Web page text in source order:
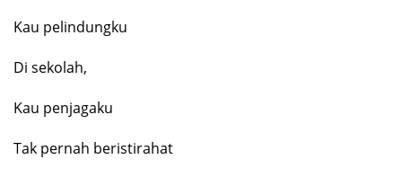
Kau pelindungku
Di sekolah,
Kau penjagaku
Tak pernah beristirahat